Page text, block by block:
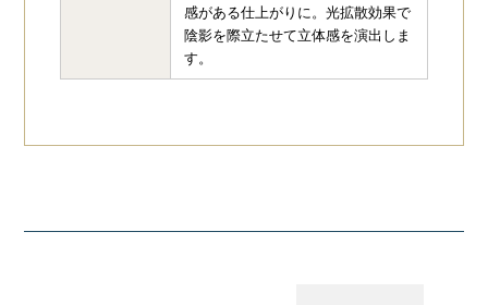
PLUS RESTORE7
MDEAR9
berutifulskin（ビュ
感がある仕上がりに。光拡散効果で
陰影を際立たせて立体感を演出しま
す。